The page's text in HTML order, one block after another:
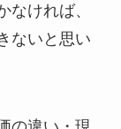
なければ、
ないと思い